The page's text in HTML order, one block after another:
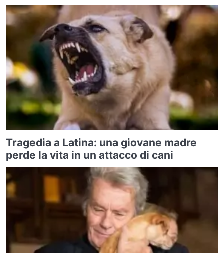
Tragedia a Latina: una giovane madre
perde la vita in un attacco di cani